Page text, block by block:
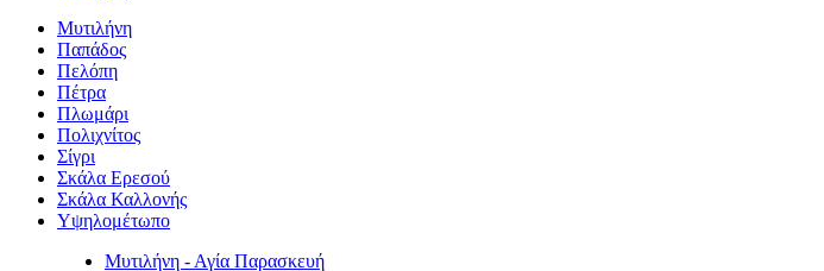
Μυτιλήνη
Παπάδος
Πελόπη
Πέτρα
Πλωμάρι
Πολιχνίτος
Σίγρι
Σκάλα Ερεσού
Σκάλα Καλλονής
Υψηλομέτωπο
Μυτιλήνη - Αγία Παρασκευή